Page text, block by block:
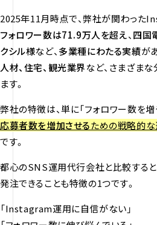
2025年11月時点で、弊社が関わった
フォロワー数は71.9万人を超え、 四国
クシル様など、 多業種にわたる実績が
人材、住宅、観光業界など、さまざま
ます。
弊社の特徴は、単に「フォロワー数を増
応募者数を増加させるための戦略的
です。
都心のSNS運用代行会社と比較する
発注できることも特徴の1つです。
「Instagram運用に自信がない」